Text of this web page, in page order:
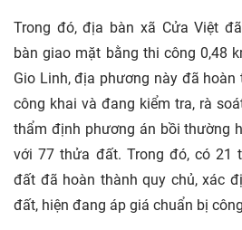
Trong đó, địa bàn xã Cửa Việt
bàn giao mặt bằng thi công 0,48
Gio Linh, địa phương này đã
công khai và đang kiểm tra, rà
thẩm định phương án bồi thường
với 77 thửa đất. Trong đó, có 21
đất đã hoàn thành quy chủ, xác
đất, hiện đang áp giá chuẩn bị